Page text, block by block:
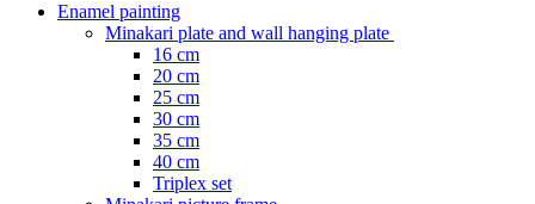
Enamel painting
Minakari plate and wall hanging plate
16 cm
20 cm
25 cm
30 cm
35 cm
40 cm
Triplex set